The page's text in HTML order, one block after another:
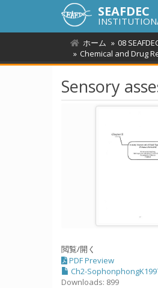
SEAFDEC
ホーム 08
Chemical and Drug
Sensory
閲覧/開く
PDF Preview
Ch2-
Downloads: 899